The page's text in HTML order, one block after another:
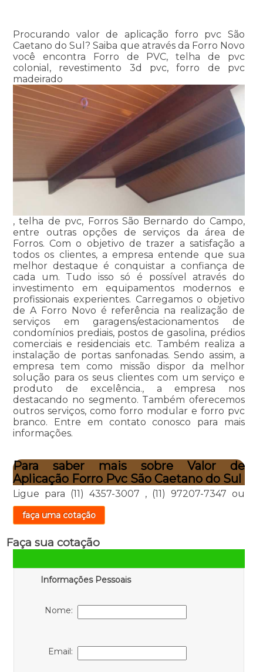
Procurando valor de aplicação forro pvc São
Caetano do Sul? Saiba que através da Forro Novo
você encontra Forro de PVC, telha de pvc
colonial, revestimento 3d pvc, forro de pvc
madeirado
, telha de pvc, Forros São Bernardo do Campo,
entre outras opções de serviços da área de
Forros. Com o objetivo de trazer a satisfação a
todos os clientes, a empresa entende que sua
melhor destaque é conquistar a confiança de
cada um. Tudo isso só é possível através do
investimento em equipamentos modernos e
profissionais experientes. Carregamos o objetivo
de A Forro Novo é referência na realização de
serviços em garagens/estacionamentos de
condomínios prediais, postos de gasolina, prédios
comerciais e residenciais etc. Também realiza a
instalação de portas sanfonadas. Sendo assim, a
empresa tem como missão dispor da melhor
solução para os seus clientes com um serviço e
produto de excelência., a empresa nos
destacando no segmento. Também oferecemos
outros serviços, como forro modular e forro pvc
branco. Entre em contato conosco para mais
informações.
Para saber mais sobre Valor de
Aplicação Forro Pvc São Caetano do Sul
Ligue para (11) 4357-3007 , (11) 97207-7347 ou
faça uma cotação
Faça sua cotação
Informações Pessoais
Nome:
Email: